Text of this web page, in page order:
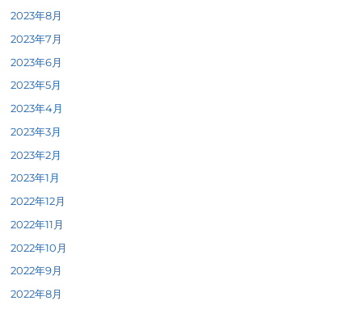
2023年8月
2023年7月
2023年6月
2023年5月
2023年4月
2023年3月
2023年2月
2023年1月
2022年12月
2022年11月
2022年10月
2022年9月
2022年8月